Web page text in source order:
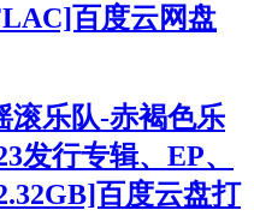
百度云网盘
滚乐队-赤褐色乐
发行专辑、EP、
百度云盘打